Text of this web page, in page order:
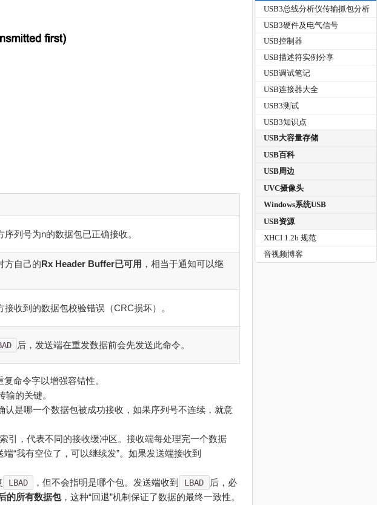
序列号为n的数据包已正确接收。
方自己的Rx Header Buffer已可用 ，相当于通知可以继
接收到的数据包校验错误（CRC损坏）。
后，发送端在重发数据前会先发送此命令。
命令字以增强容错性。
的关键。
认是哪一个数据包被成功接收，如果序列号不连续，就意
引，代表不同的接收缓冲区。接收端每处理完一个数据
“我有空位了，可以继续发”。如果发送端接收到
LBAD ，但不会指明是哪个包。发送端收到 LBAD
后，必
的所有数据包，这种“回退”机制保证了数据的最终一致性。
USB3总线分析仪传输抓包分析
USB3硬件及电气信号
USB控制器
USB描述符实例分享
USB调试笔记
USB连接器大全
USB3测试
USB3知识点
USB大容量存储
USB百科
USB周边
UVC摄像头
Windows系统USB
USB资源
XHCI 1.2b 规范
音视频博客